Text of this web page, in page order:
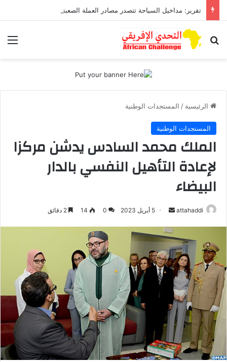
بحث عن
الرئيسية / المستجدات الوطنية
المستجدات الوطنية
الملك محمد السادس يدشن مركزا
لإعادة التأهيل النفسي بالدار
البيضاء
attahaddi
أرسل
إلكترونيا
5 أبريل 2023 0
14